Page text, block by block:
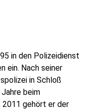
in den Polizeidienst
ein. Nach seiner
in Schloß
beim
2011 gehört er der